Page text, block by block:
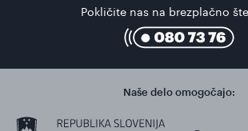
Pokličite nas na brezplačno
Naše delo omogočajo: